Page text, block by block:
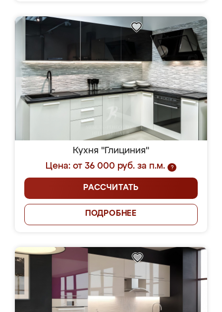
Кухня "Глициния"
Цена: от 36 000 руб. за п.м.
?
РАССЧИТАТЬ
ПОДРОБНЕЕ